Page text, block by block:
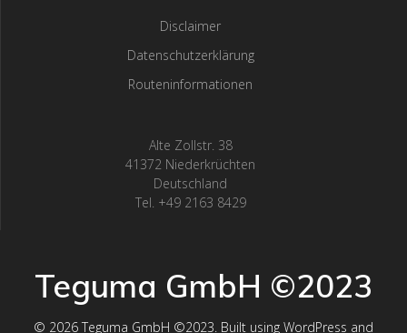
Disclaimer
Datenschutzerklärung
Routeninformationen
Alte Zollstr. 38
41372 Niederkrüchten
Deutschland
Tel. +49 2163 8429
Teguma GmbH ©2023
© 2026 Teguma GmbH ©2023. Built using WordPress and